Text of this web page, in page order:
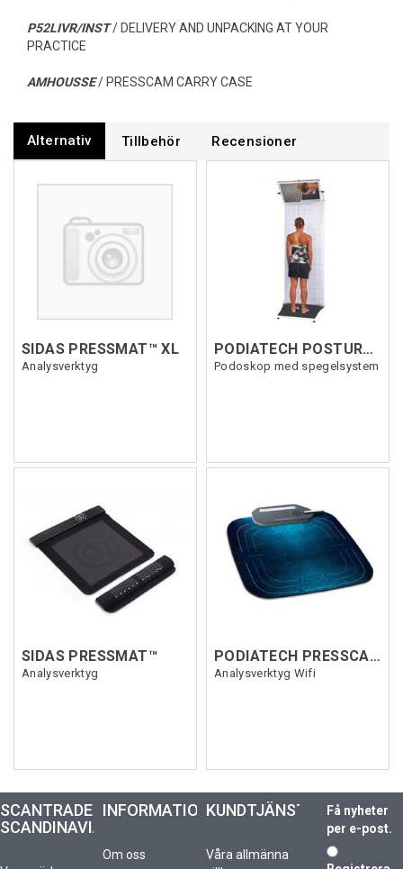
P52LIVR/INST/ DELIVERY AND UNPACKING AT YOUR
PRACTICE
AMHOUSSE/ PRESSCAM CARRY CASE
Alternativ Tillbehör Recensioner
SIDAS PRESSMAT™ XL
Analysverktyg
PODIATECH POSTUROSCOPE
Podoskop med spegelsystem
SIDAS PRESSMAT™
Analysverktyg
PODIATECH PRESSCAM V5.0 WIFI
Analysverktyg Wifi
SCANTRADE
SCANDINAVIA
INFORMATION
Om oss
KUNDTJÄNST
Våra allmänna
Få nyheter
per e-post.